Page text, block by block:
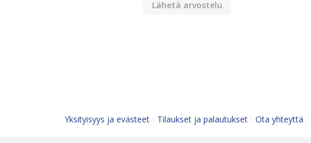
Lähetä arvostelu
Yksityisyys ja evästeet Tilaukset ja palautukset Ota yhteyttä